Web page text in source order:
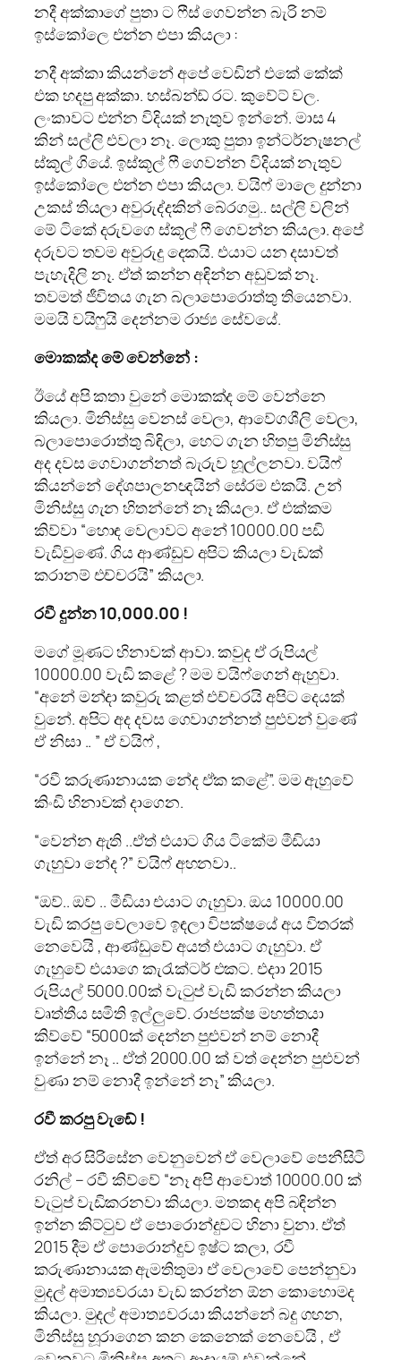
නදී අක්කාගේ පුතා ට ෆීස් ගෙවන්න බැරි නම්
ඉස්කෝලෙ එන්න එපා කියලා :
නදී අක්කා කියන්නේ අපේ වෙඩින් එකේ කේක්
එක හදපු අක්කා. හස්බන්ඩ් රට. කුවේට් වල.
ලංකාවට එන්න විදියක් නැතුව ඉන්නේ. මාස 4
කින් සල්ලි එවලා නෑ. ලොකු පුතා ඉන්ටර්නැෂනල්
ස්කූල් ගියේ. ඉස්කූල් ෆී ගෙවන්න විදියක් නැතුව
ඉස්කෝලෙ එන්න එපා කියලා. වයිෆ් මාලෙ දුන්නා
උකස් තියලා අවුරුද්දකින් බේරගමු.. සල්ලි වලින්
මේ ටිකේ දරුවගෙ ස්කූල් ෆී ගෙවන්න කියලා. අපේ
දරුවට තවම අවුරුදු දෙකයි. එයාට යන දසාවත්
පැහැදිලි නෑ. ඒත් කන්න අඳින්න අඩුවක් නෑ.
තවමත් ජීවිතය ගැන බලාපොරොත්තු තියෙනවා.
මමයි වයිෆුයි දෙන්නම රාජ්‍ය සේවයේ.
මොකක්ද මේ වෙන්නේ :
ඊයේ අපි කතා වුනේ මොකක්ද මේ වෙන්නෙ
කියලා. මිනිස්සු වෙනස් වෙලා, ආවේගශීලි වෙලා,
බලාපොරොත්තු බිඳිලා, හෙට ගැන හිතපු මිනිස්සු
අද දවස ගෙවාගන්නත් බැරුව හූල්ලනවා. වයිෆ්
කියන්නේ දේශපාලනඥයින් සේරම එකයි. උන්
මිනිස්සු ගැන හිතන්නේ නෑ කියලා. ඒ එක්කම
කිව්වා “හොඳ වෙලාවට අනේ 10000.00 පඩි
වැඩිවුණේ. ගිය ආණ්ඩුව අපිට කියලා වැඩක්
කරානම් එච්චරයි” කියලා.
රවී දුන්න 10,000.00 !
මගේ මූණට හිනාවක් ආවා. කවුද ඒ රුපියල්
10000.00 වැඩි කළේ ? මම වයිෆ්ගෙන් ඇහුවා.
“අනේ මන්දා කවුරු කළත් එච්චරයි අපිට දෙයක්
වුනේ. අපිට අද දවස ගෙවාගන්නත් පුළුවන් වුණේ
ඒ නිසා .. ” ඒ වයිෆ් ,
“රවී කරුණානායක නේද ඒක කළේ”. මම ඇහුවේ
කිංඩි හිනාවක් දාගෙන.
“වෙන්න ඇති ..ඒත් එයාට ගිය ටිකේම මීඩියා
ගැහුවා නේද ?” වයිෆ් අහනවා..
“ඔව්.. ඔව් .. මීඩියා එයාට ගැහුවා. ඔය 10000.00
වැඩි කරපු වෙලාවෙ ඉඳලා විපක්ෂයේ අය විතරක්
නෙවෙයි , ආණ්ඩුවේ අයත් එයාට ගැහුවා. ඒ
ගැහුවේ එයාගෙ කැරැක්ටර් එකට. එදාා 2015
රුපියල් 5000.00ක් වැටුප් වැඩි කරන්න කියලා
වෘත්තීය සමිති ඉල්ලුවේ. රාජපක්ෂ මහත්තයා
කිව්වේ “5000ක් දෙන්න පුළුවන් නම් නොදී
ඉන්නේ නෑ .. ඒත් 2000.00 ක් වත් දෙන්න පුළුවන්
වුණා නම් නොදී ඉන්නේ නෑ” කියලා.
රවී කරපු වැඩේ !
ඒත් අර සිරිසේන වෙනුවෙන් ඒ වෙලාවේ පෙනීසිටි
රනිල් – රවී කිව්වේ “නෑ අපි ආවොත් 10000.00 ක්
වැටුප් වැඩිකරනවා කියලා. මතකද අපි බඳින්න
ඉන්න කිට්ටුව ඒ පොරොන්දුවට හිනා වුනා. ඒත්
2015 දීම ඒ පොරොන්දුව ඉෂ්ට කලා, රවී
කරුණානායක ඇමතිතුමා ඒ වෙලාවේ පෙන්නුවා
මුදල් අමාත්‍යවරයා වැඩ කරන්න ඕන කොහොමද
කියලා. මුදල් අමාත්‍යවරයා කියන්නේ බදු ගහන,
මිනිස්සු හූරාගෙන කන කෙනෙක් නෙවෙයි , ඒ